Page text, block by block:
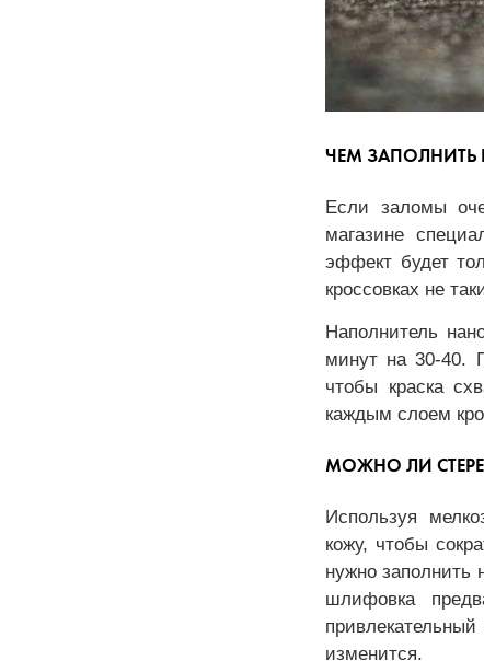
ЧЕМ ЗАПОЛНИТЬ
Если заломы
магазине
эффект будет
кроссовках не
Наполнитель
минут на 30-40.
чтобы краска
каждым слоем
МОЖНО ЛИ
Используя
кожу, чтобы
нужно заполнить
шлифовка
изменится.